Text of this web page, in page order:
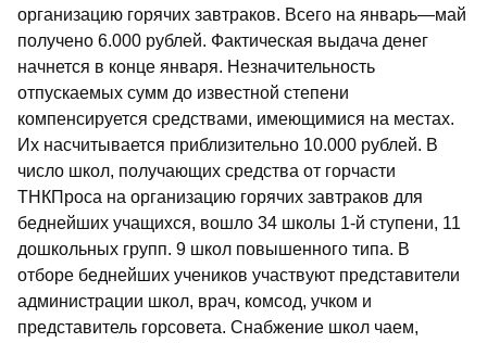
организацию горячих завтраков. Всего на январь—май
получе­но 6.000 рублей. Фактическая выдача денег
начнется в конце января. Незначитель­ность
отпускаемых сумм до известной сте­пени
компенсируется средствами, имею­щимися на местах.
Их насчитывается приблизительно 10.000 рублей. В
число школ, получающих средства от горчасти
ТНКПроса на организацию горячих зав­траков для
беднейших учащихся, вошло 34 школы 1-й ступени, 11
дошкольных групп. 9 школ повышенного типа. В
отборе беднейших учеников участвуют представи­тели
администрации школ, врач, комсод, учком и
представитель горсовета. Снабже­ние школ чаем,